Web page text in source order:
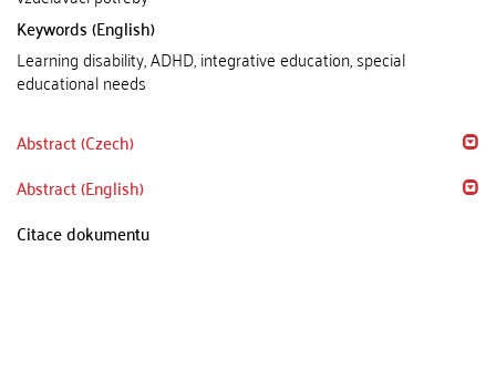
Keywords (English)
Learning disability, ADHD, integrative education, special
educational needs
Abstract (Czech)
Abstract (English)
Citace dokumentu